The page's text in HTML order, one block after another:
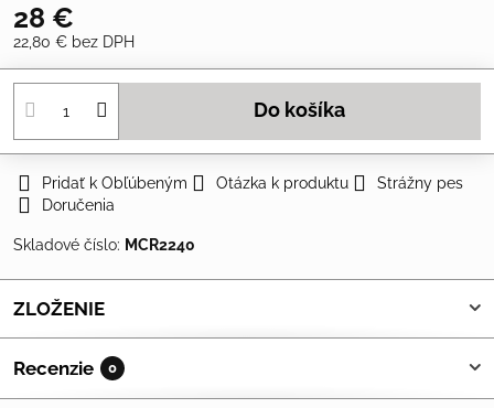
28 €
22,80 € bez DPH
Do košíka
Pridať k Obľúbeným Otázka k produktu
Strážny pes
Doručenia
Skladové číslo: MCR2240
ZLOŽENIE
Recenzie 0